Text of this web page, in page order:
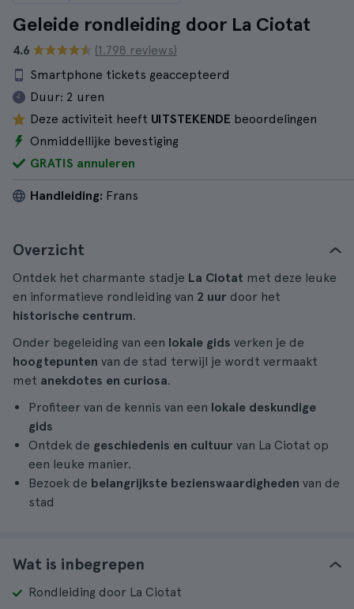
Geleide rondleiding door La Ciotat
4.6
(1.798 reviews)
Smartphone tickets geaccepteerd
Duur: 2 uren
Deze activiteit heeft UITSTEKENDE beoordelingen
Onmiddellijke bevestiging
GRATIS annuleren
Handleiding: Frans
Overzicht
Ontdek het charmante stadje La Ciotat met deze leuke
en informatieve rondleiding van 2 uur door het
historische centrum.
Onder begeleiding van een lokale gids verken je de
hoogtepunten van de stad terwijl je wordt vermaakt
met anekdotes en curiosa.
Profiteer van de kennis van een lokale deskundige
gids
Ontdek de geschiedenis en cultuur van La Ciotat op
een leuke manier.
Bezoek de belangrijkste bezienswaardigheden van de
stad
Wat is inbegrepen
Rondleiding door La Ciotat